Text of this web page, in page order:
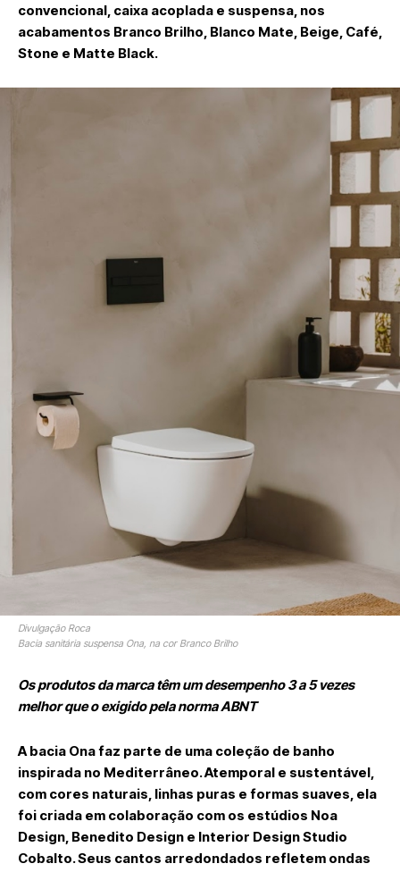
convencional, caixa acoplada e suspensa, nos
acabamentos Branco Brilho, Blanco Mate, Beige, Café,
Stone e Matte Black.
Divulgação Roca
Bacia sanitária suspensa Ona, na cor Branco Brilho
Os produtos da marca têm um desempenho 3 a 5 vezes
melhor que o exigido pela norma ABNT
A bacia Onafaz parte de uma coleção de banho
inspirada no Mediterrâneo. Atemporal e sustentável,
com cores naturais, linhas puras e formas suaves, ela
foi criada em colaboração com os estúdios Noa
Design, Benedito Design e Interior Design Studio
Cobalto. Seus cantos arredondados refletem ondas